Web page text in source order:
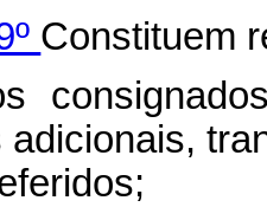
Constituem
adicionais,